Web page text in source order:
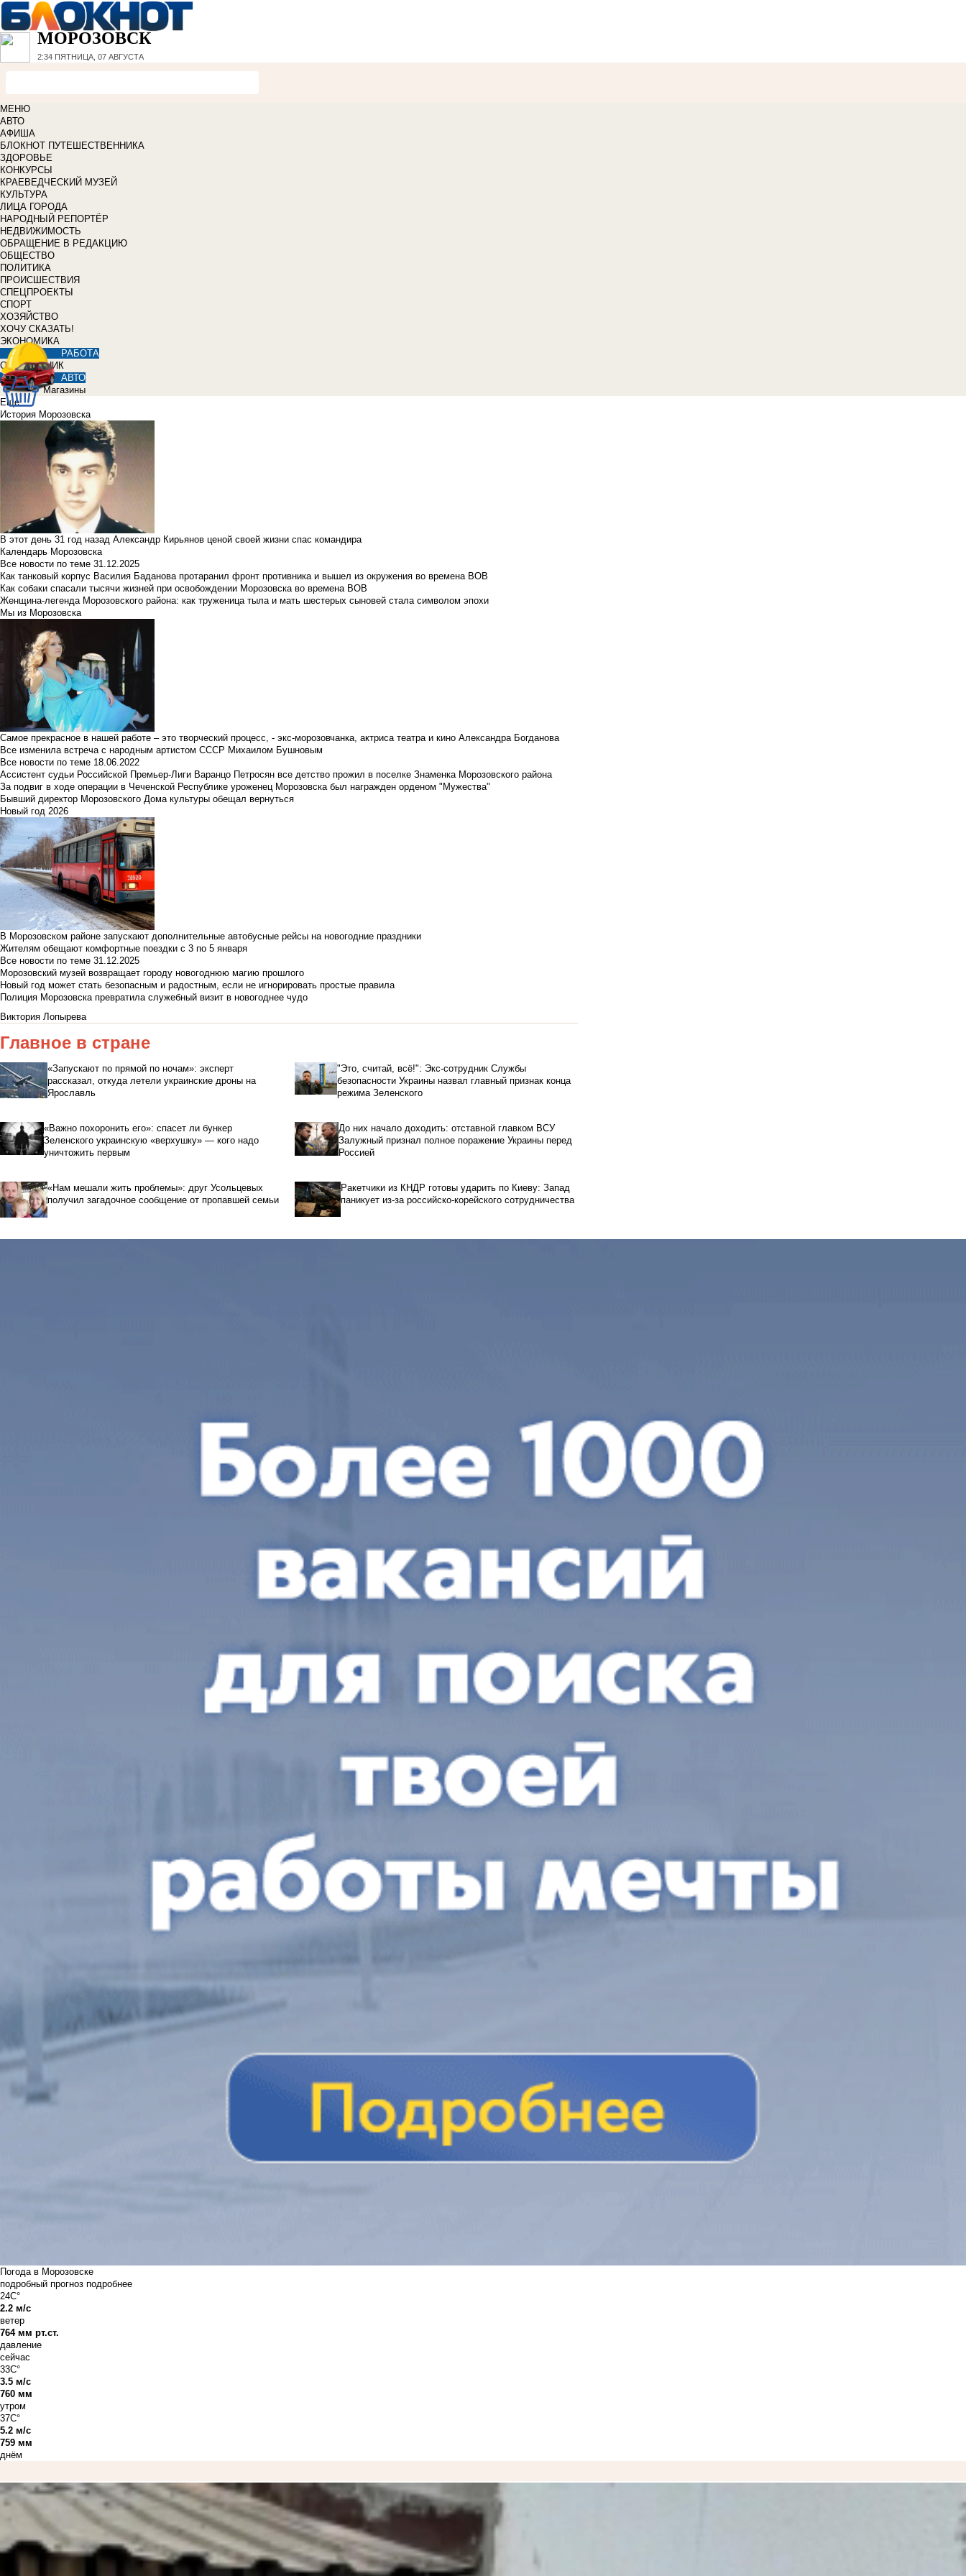
МОРОЗОВСК
2:34 ПЯТНИЦА, 07 АВГУСТА
МЕНЮ
АВТО
АФИША
БЛОКНОТ ПУТЕШЕСТВЕННИКА
ЗДОРОВЬЕ
КОНКУРСЫ
КРАЕВЕДЧЕСКИЙ МУЗЕЙ
КУЛЬТУРА
ЛИЦА ГОРОДА
НАРОДНЫЙ РЕПОРТЁР
НЕДВИЖИМОСТЬ
ОБРАЩЕНИЕ В РЕДАКЦИЮ
ОБЩЕСТВО
ПОЛИТИКА
ПРОИСШЕСТВИЯ
СПЕЦПРОЕКТЫ
СПОРТ
ХОЗЯЙСТВО
ХОЧУ СКАЗАТЬ!
ЭКОНОМИКА
РАБОТА
СПРАВОЧНИК
АВТО
Магазины
Еще
История Морозовска
В этот день 31 год назад Александр Кирьянов ценой своей жизни спас командира
Календарь Морозовска
Все новости по теме 31.12.2025
Как танковый корпус Василия Баданова протаранил фронт противника и вышел из окружения во времена ВОВ
Как собаки спасали тысячи жизней при освобождении Морозовска во времена ВОВ
Женщина-легенда Морозовского района: как труженица тыла и мать шестерых сыновей стала символом эпохи
Мы из Морозовска
Самое прекрасное в нашей работе – это творческий процесс, - экс-морозовчанка, актриса театра и кино Александра Богданова
Все изменила встреча с народным артистом СССР Михаилом Бушновым
Все новости по теме 18.06.2022
Ассистент судьи Российской Премьер-Лиги Варанцо Петросян все детство прожил в поселке Знаменка Морозовского района
За подвиг в ходе операции в Чеченской Республике уроженец Морозовска был награжден орденом "Мужества"
Бывший директор Морозовского Дома культуры обещал вернуться
Новый год 2026
В Морозовском районе запускают дополнительные автобусные рейсы на новогодние праздники
Жителям обещают комфортные поездки с 3 по 5 января
Все новости по теме 31.12.2025
Морозовский музей возвращает городу новогоднюю магию прошлого
Новый год может стать безопасным и радостным, если не игнорировать простые правила
Полиция Морозовска превратила служебный визит в новогоднее чудо
Виктория Лопырева
Главное в стране
«Запускают по прямой по ночам»: эксперт
рассказал, откуда летели украинские дроны на
Ярославль
"Это, считай, всё!": Экс-сотрудник Службы
безопасности Украины назвал главный признак конца
режима Зеленского
«Важно похоронить его»: спасет ли бункер
Зеленского украинскую «верхушку» — кого надо
уничтожить первым
До них начало доходить: отставной главком ВСУ
Залужный признал полное поражение Украины перед
Россией
«Нам мешали жить проблемы»: друг Усольцевых
получил загадочное сообщение от пропавшей семьи
Ракетчики из КНДР готовы ударить по Киеву: Запад
паникует из-за российско-корейского сотрудничества
Погода в Морозовске
подробный прогноз подробнее
24C°
2.2 м/с
ветер
764 мм рт.ст.
давление
сейчас
33C°
3.5 м/с
760 мм
утром
37C°
5.2 м/с
759 мм
днём